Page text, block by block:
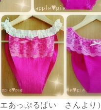
エあっぷるぱい さんより）